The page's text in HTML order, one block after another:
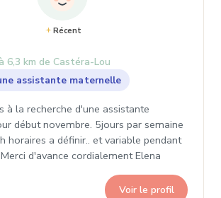
Récent
à 6,3 km de Castéra-Lou
assistante maternelle
à la recherche d'une assistante
début novembre. 5jours par semaine
horaires a définir.. et variable pendant
d'avance cordialement Elena
Voir le profil